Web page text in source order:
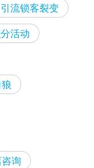
引流锁客裂变
活动
询